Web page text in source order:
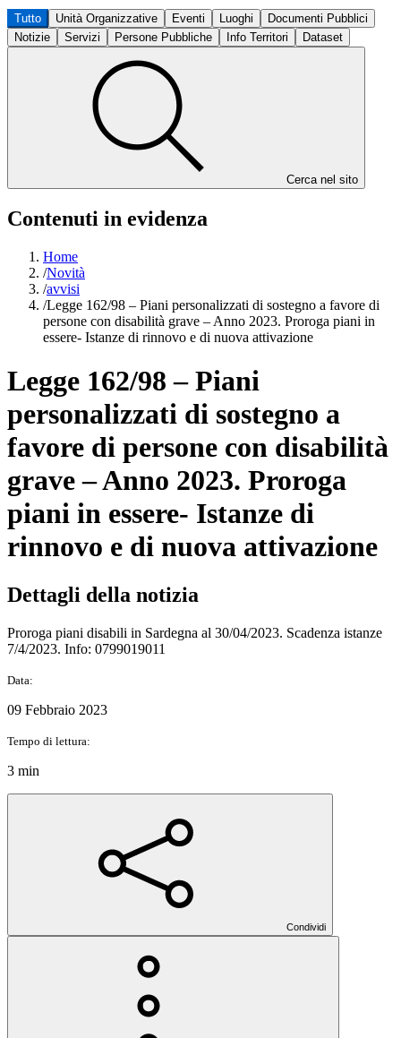
Tutto Unità Organizzative Eventi Luoghi
Documenti Pubblici
Notizie
Servizi Persone Pubbliche Info Territori Dataset
Cerca nel sito
Contenuti in evidenza
Home
/Novità
/avvisi
/Legge 162/98 – Piani personalizzati di sostegno a favore di
persone con disabilità grave – Anno 2023. Proroga piani in
essere- Istanze di rinnovo e di nuova attivazione
Legge 162/98 – Piani
personalizzati di sostegno a
favore di persone con disabilità
grave – Anno 2023. Proroga
piani in essere- Istanze di
rinnovo e di nuova attivazione
Dettagli della notizia
Proroga piani disabili in Sardegna al 30/04/2023. Scadenza istanze
7/4/2023. Info: 0799019011
Data:
09 Febbraio 2023
Tempo di lettura:
3 min
Condividi